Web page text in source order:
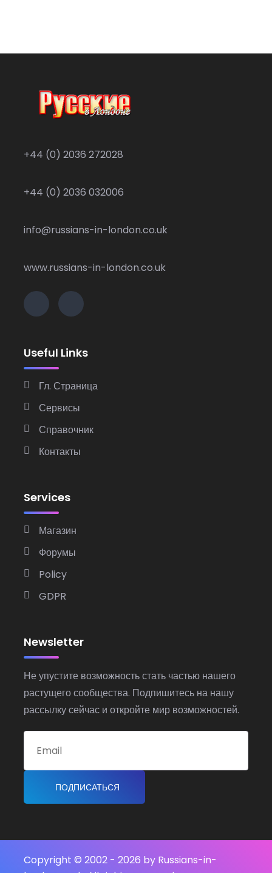
+44 (0) 2036 272028
+44 (0) 2036 032006
info@russians-in-london.co.uk
www.russians-in-london.co.uk
Useful Links
Гл. Страница
Сервисы
Справочник
Контакты
Services
Магазин
Форумы
Policy
GDPR
Newsletter
Не упустите возможность стать частью нашего
растущего сообщества. Подпишитесь на нашу
рассылку сейчас и откройте мир возможностей.
ПОДПИСАТЬСЯ
Copyright © 2002 - 2026 by Russians-in-